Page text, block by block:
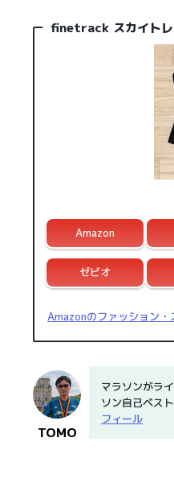
finetrack スカイト
Amazon
ゼビオ
Amazonのファッション
マラソンがラ
ソン自己ベス
フィール
TOMO